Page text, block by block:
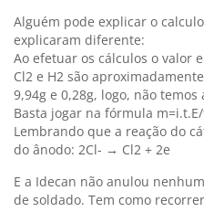
Alguém pode explicar o
explicaram diferente:
Ao efetuar os cálculos o valor
Cl2 e H2 são aproximadamente
9,94g e 0,28g, logo, não
Basta jogar na fórmula
Lembrando que a reação do
do ânodo: 2Cl- → Cl2 + 2e
E a Idecan não anulou
de soldado. Tem como